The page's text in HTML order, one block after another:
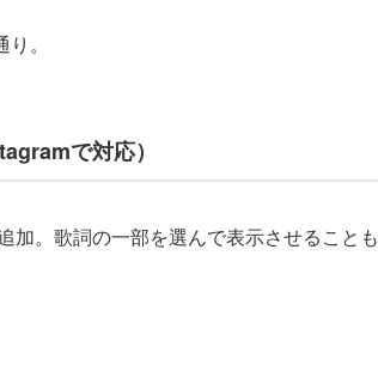
。
で対応）
。歌詞の一部を選んで表示させることも